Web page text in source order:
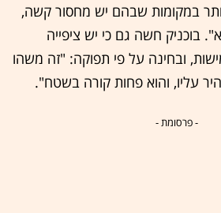
במקומות שבהם יש מחסור קשה,
בוכניק חשה גם כי יש ציפייה
ובחינה על פי תפוקה: "זה משהו
עליו, והוא פחות קורה בשטח".
- פרסומת -